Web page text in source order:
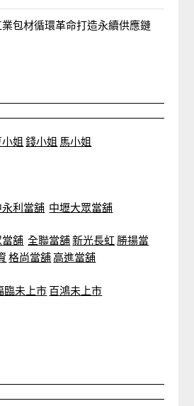
包材循環革命打造永續供應鏈
小姐 錢小姐 馬小姐
永利當舖 中壢大眾當舖
當舖 全聯當舖新光長虹 勝揚當
格尚當舖高進當舖
臨未上市 百鴻未上市